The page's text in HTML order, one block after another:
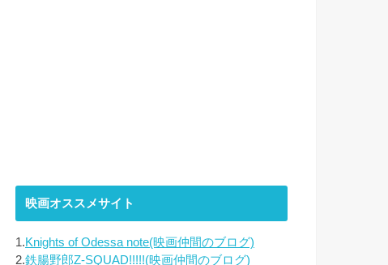
映画オススメサイト
1.Knights of Odessa note(映画仲間のブログ)
2.鉄腸野郎Z-SQUAD!!!!!(映画仲間のブログ)